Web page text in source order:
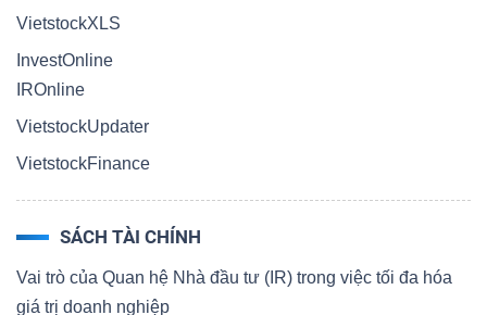
VietstockXLS
InvestOnline
IROnline
VietstockUpdater
VietstockFinance
SÁCH TÀI CHÍNH
Vai trò của Quan hệ Nhà đầu tư (IR) trong việc tối đa hóa
giá trị doanh nghiệp